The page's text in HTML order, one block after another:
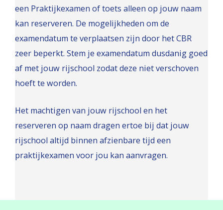
een Praktijkexamen of toets alleen op jouw naam
kan reserveren. De mogelijkheden om de
examendatum te verplaatsen zijn door het CBR
zeer beperkt. Stem je examendatum dusdanig goed
af met jouw rijschool zodat deze niet verschoven
hoeft te worden.
Het machtigen van jouw rijschool en het
reserveren op naam dragen ertoe bij dat jouw
rijschool altijd binnen afzienbare tijd een
praktijkexamen voor jou kan aanvragen.